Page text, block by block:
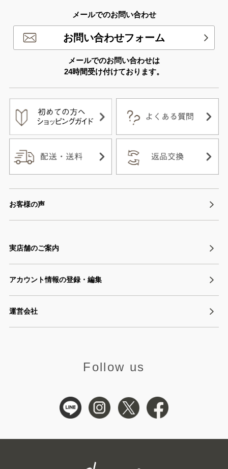
メールでのお問い合わせ
お問い合わせフォーム
メールでのお問い合わせは
24時間受け付けております。
お客様の声
実店舗のご案内
アカウント情報の登録・編集
運営会社
Follow us